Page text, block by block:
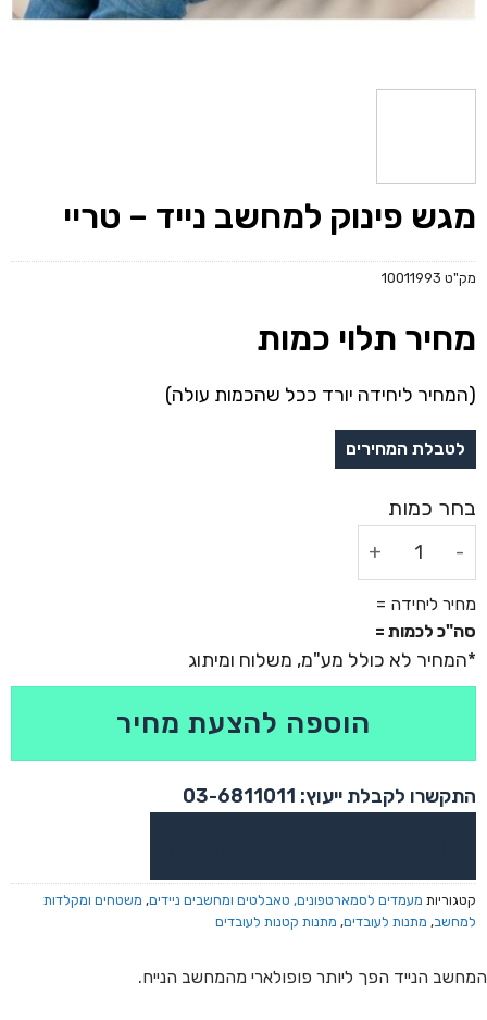
מגש פינוק למחשב נייד – טריי
מק"ט 10011993
מחיר תלוי כמות
(המחיר ליחידה יורד ככל שהכמות עולה)
סה"כ לכמות =
מחיר ליחידה =
הוספה להצעת מחיר
התקשרו לקבלת ייעוץ: 03-6811011
קטגוריות מעמדים לסמארטפונים, טאבלטים ומחשבים ניידים, משטחים ומקלדות
למחשב, מתנות לעובדים, מתנות קטנות לעובדים
המחשב הנייד הפך ליותר פופולארי מהמחשב הנייח.